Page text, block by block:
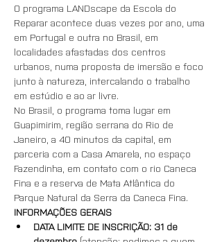
O programa LANDscape da Escola do
Reparar acontece duas vezes por ano, uma
em Portugal e outra no Brasil, em
localidades afastadas dos centros
urbanos, numa proposta de imersão e foco
junto à natureza, intercalando o trabalho
em estúdio e ao ar livre.
No Brasil, o programa toma lugar em
Guapimirim, região serrana do Rio de
Janeiro, a 40 minutos da capital, em
parceria com a Casa Amarela, no espaço
Fazendinha, em contato com o rio Caneca
Fina e a reserva de Mata Atlântica do
Parque Natural da Serra da Caneca Fina.
INFORMAÇÕES GERAIS
DATA LIMITE DE INSCRIÇÃO: 31 de